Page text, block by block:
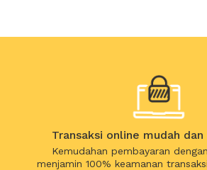
Transaksi online mudah
Kemudahan pembayaran
menjamin 100% keamanan